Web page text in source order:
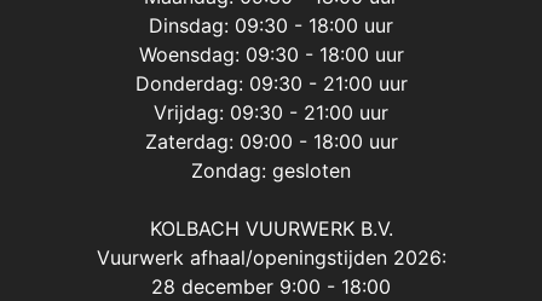
Dinsdag: 09:30 - 18:00 uur
Woensdag: 09:30 - 18:00 uur
Donderdag: 09:30 - 21:00 uur
Vrijdag: 09:30 - 21:00 uur
Zaterdag: 09:00 - 18:00 uur
Zondag: gesloten
KOLBACH VUURWERK B.V.
Vuurwerk afhaal/openingstijden 2026:
28 december 9:00 - 18:00